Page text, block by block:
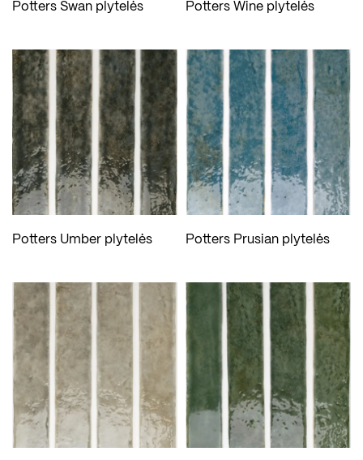
Potters Swan plytelės Potters Wine plytelės
Potters Umber plytelės Potters Prusian plytelės